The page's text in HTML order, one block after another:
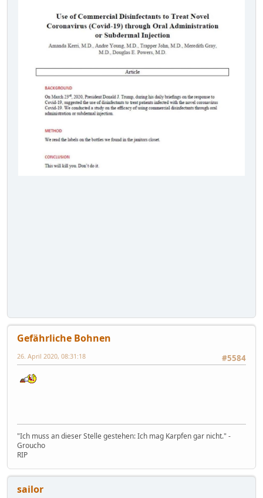
Gefährliche Bohnen
#5584
26. April 2020, 08:31:18
"Ich muss an dieser Stelle gestehen: Ich mag Karpfen gar nicht." -
Groucho
RIP
sailor